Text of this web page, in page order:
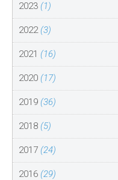
2023 (1)
2022(3)
2021 (16)
2020 (17)
2019 (36)
2018 (5)
2017 (24)
2016 (29)